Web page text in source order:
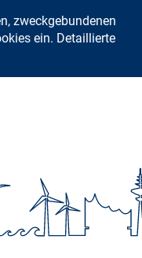
zweckgebundenen
ein. Detaillierte